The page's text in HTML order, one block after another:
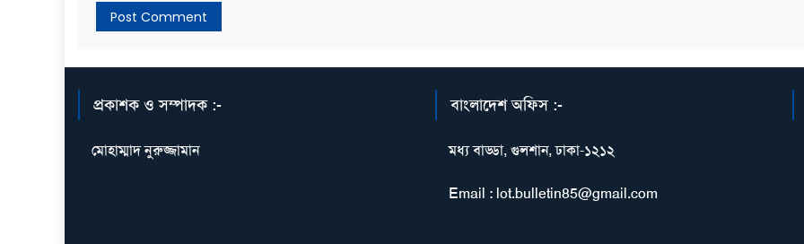
প্রকাশক ও সম্পাদক :-
মোহাম্মাদ নুরুজ্জামান
বাংলাদেশ অফিস :-
মধ্য বাড্ডা, গুলশান, ঢাকা-১২১২
Email : lot.bulletin85@gmail.com